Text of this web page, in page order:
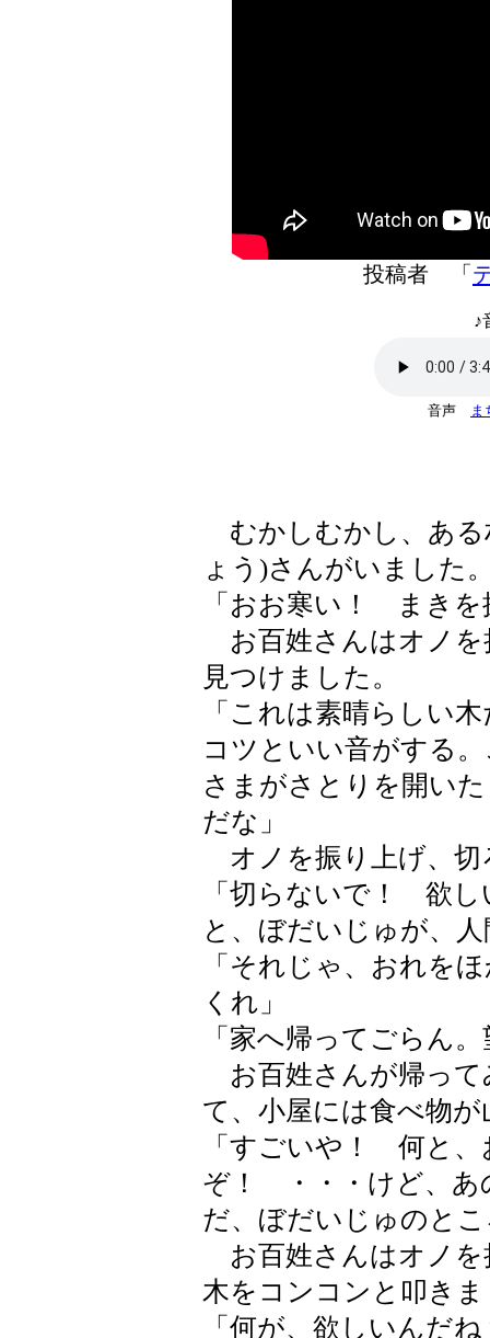
投稿者 「
♪
音声 ま
むかしむかし、ある
ょう)さんがいました
「おお寒い！ まきを
お百姓さんはオノを
見つけました。
「これは素晴らしい
コツといい音がする
さまがさとりを開い
だな」
オノを振り上げ、切
「切らないで！ 欲
と、ぼだいじゅが、
「それじゃ、おれを
くれ」
「家へ帰ってごらん
お百姓さんが帰って
て、小屋には食べ物
「すごいや！ 何と
ぞ！ ・・・けど、あ
だ、ぼだいじゅのと
お百姓さんはオノを
木をコンコンと叩き
「何が、欲しいんだね